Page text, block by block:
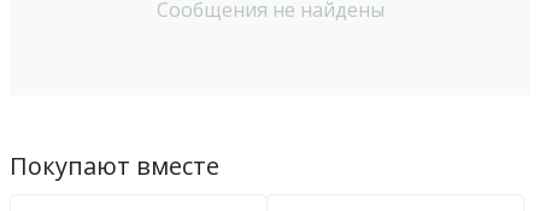
Сообщения не найдены
Покупают вместе